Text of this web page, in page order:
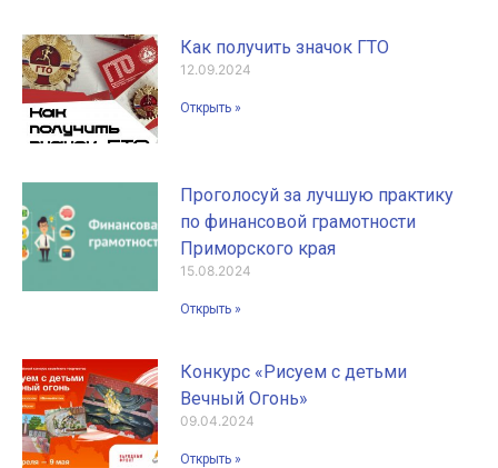
Как получить значок ГТО
12.09.2024
Открыть »
Проголосуй за лучшую практику
по финансовой грамотности
Приморского края
15.08.2024
Открыть »
Конкурс «Рисуем с детьми
Вечный Огонь»
09.04.2024
Открыть »